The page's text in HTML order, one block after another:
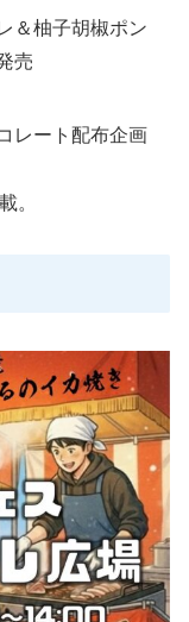
＆柚子胡椒ポン
売
レート配布企画
。